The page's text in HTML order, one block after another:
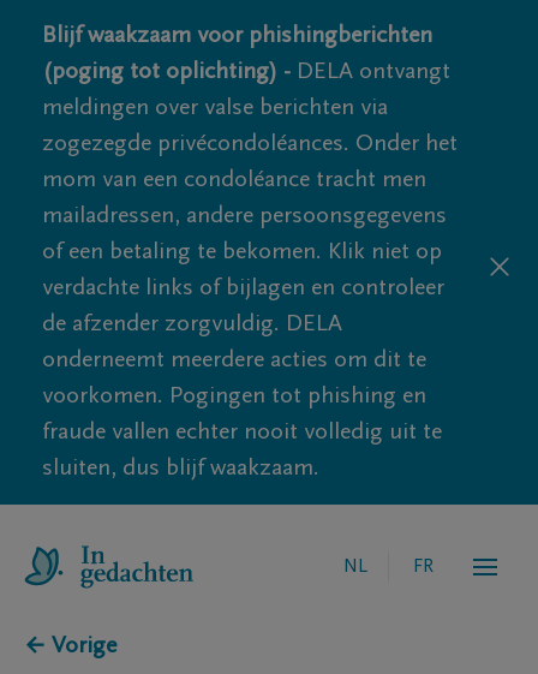
Blijf waakzaam voor phishingberichten
(poging tot oplichting) - DELA ontvangt
meldingen over valse berichten via
zogezegde privécondoléances. Onder het
mom van een condoléance tracht men
mailadressen, andere persoonsgegevens
of een betaling te bekomen. Klik niet op
verdachte links of bijlagen en controleer
de afzender zorgvuldig. DELA
onderneemt meerdere acties om dit te
voorkomen. Pogingen tot phishing en
fraude vallen echter nooit volledig uit te
sluiten, dus blijf waakzaam.
NL FR
← Vorige